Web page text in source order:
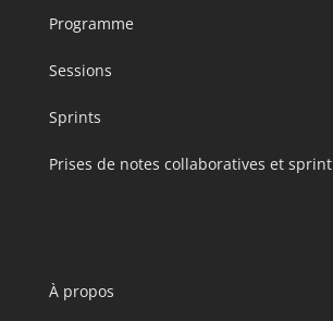
Programme
Sessions
Sprints
Prises de notes collaboratives et sprint
À propos